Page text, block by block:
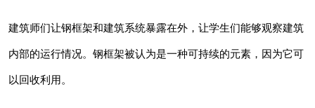
建筑师们让钢框架和建筑系统暴露在外，让学生们能够观察建筑
内部的运行情况。钢框架被认为是一种可持续的元素，因为它可
以回收利用。